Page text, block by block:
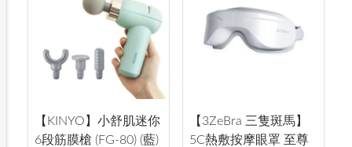
【KINYO】小舒肌迷你
6段筋膜槍 (FG-80) (藍)
【3ZeBra 三隻斑馬】
5C熱敷按摩眼罩 至尊